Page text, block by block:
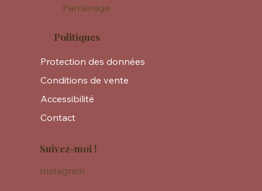
Parrainage
Politiques
Protection des données
Conditions de vente
Accessibilité
Contact
Suivez-moi !
Instagram